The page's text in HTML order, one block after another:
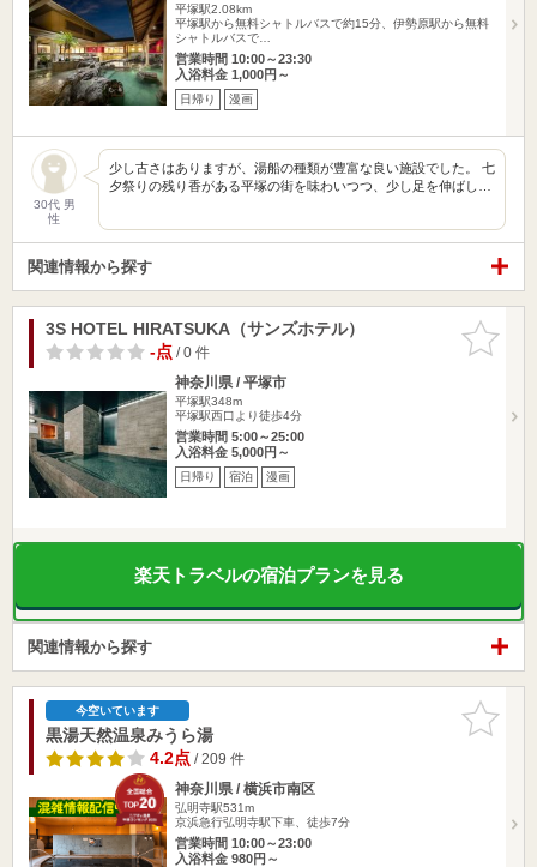
平塚駅2.08km
平塚駅から無料シャトルバスで約15分、伊勢原駅から無料
シャトルバスで…
営業時間 10:00～23:30
入浴料金 1,000円～
日帰り 漫画
30代 男
性
少し古さはありますが、湯船の種類が豊富な良い施設でした。 七
夕祭りの残り香がある平塚の街を味わいつつ、少し足を伸ばし…
関連情報から探す
お気に入
りに追加
3S HOTEL HIRATSUKA（サンズホテル）
-点/ 0 件
神奈川県 / 平塚市
平塚駅348m
平塚駅西口より徒歩4分
営業時間 5:00～25:00
入浴料金 5,000円～
日帰り 宿泊 漫画
楽天トラベルの宿泊プランを見る
関連情報から探す
お気に入
りに追加
今空いています
黒湯天然温泉みうら湯
4.2点/ 209 件
神奈川県 / 横浜市南区
弘明寺駅531m
京浜急行弘明寺駅下車、徒歩7分
営業時間 10:00～23:00
入浴料金 980円～